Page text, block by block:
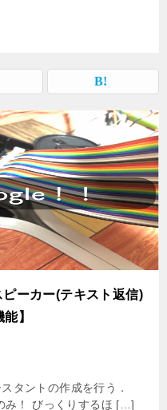
ーカー(テキスト返信)
】
タントの作成を行う．
み！ びっくりするほ […]